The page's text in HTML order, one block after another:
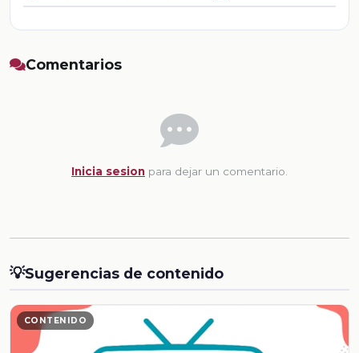
Comentarios
Inicia sesion para dejar un comentario.
💡Sugerencias de contenido
CONTENIDO